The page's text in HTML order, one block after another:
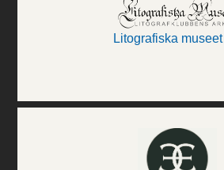
Litografiska museet